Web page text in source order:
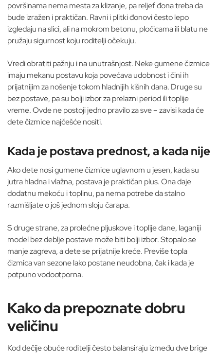
površinama nema mesta za klizanje, pa reljef đona treba da
bude izražen i praktičan. Ravni i plitki đonovi često lepo
izgledaju na slici, ali na mokrom betonu, pločicama ili blatu ne
pružaju sigurnost koju roditelji očekuju.
Vredi obratiti pažnju i na unutrašnjost. Neke gumene čizmice
imaju mekanu postavu koja povećava udobnost i čini ih
prijatnijim za nošenje tokom hladnijih kišnih dana. Druge su
bez postave, pa su bolji izbor za prelazni period ili toplije
vreme. Ovde ne postoji jedno pravilo za sve – zavisi kada će
dete čizmice najčešće nositi.
Kada je postava prednost, a kada nije
Ako dete nosi gumene čizmice uglavnom u jesen, kada su
jutra hladna i vlažna, postava je praktičan plus. Ona daje
dodatnu mekoću i toplinu, pa nema potrebe da stalno
razmišljate o još jednom sloju čarapa.
S druge strane, za prolećne pljuskove i toplije dane, laganiji
model bez deblje postave može biti bolji izbor. Stopalo se
manje zagreva, a dete se prijatnije kreće. Previše topla
čizmica van sezone lako postane neudobna, čak i kada je
potpuno vodootporna.
Kako da prepoznate dobru
veličinu
Kod dečije obuće roditelji često balansiraju između dve brige